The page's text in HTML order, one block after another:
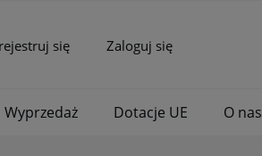
się Zaloguj się
Wyprzedaż Dotacje UE O nas